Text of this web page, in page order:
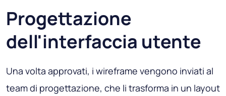
Progettazione
dell'interfaccia utente
Una volta approvati, i wireframe vengono inviati al
team di progettazione, che li trasforma in un layout